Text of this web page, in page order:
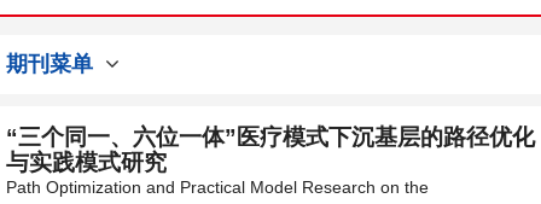
期刊菜单
“三个同一、六位一体”医疗模式下沉基层的路径优化
与实践模式研究
Path Optimization and Practical Model Research on the